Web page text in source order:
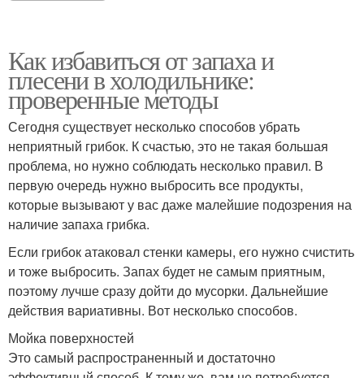
Как избавиться от запаха и
плесени в холодильнике:
проверенные методы
Сегодня существует несколько способов убрать
неприятный грибок. К счастью, это не такая большая
проблема, но нужно соблюдать несколько правил. В
первую очередь нужно выбросить все продукты,
которые вызывают у вас даже малейшие подозрения на
наличие запаха грибка.
Если грибок атаковал стенки камеры, его нужно счистить
и тоже выбросить. Запах будет не самым приятным,
поэтому лучше сразу дойти до мусорки. Дальнейшие
действия вариативны. Вот несколько способов.
Мойка поверхностей
Это самый распространенный и достаточно